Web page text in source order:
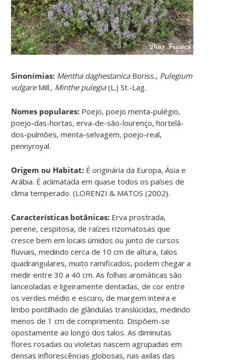
Sinonímias: Mentha daghestanicaBoriss., Pulegium
vulgareMill., Minthe pulegia(L.) St.-Lag.
Nomes populares: Poejo, poejo menta-pulégio,
poejo-das-hortas, erva-de-são-lourenço, hortelã-
dos-pulmões, menta-selvagem, poejo-real,
pennyroyal.
Origem ou Habitat: É originária da Europa, Ásia e
Arábia. É aclimatada em quase todos os países de
clima temperado. (LORENZI & MATOS (2002).
Características botânicas: Erva prostrada,
perene, cespitosa, de raízes rizomatosas que
cresce bem em locais úmidos ou junto de cursos
fluviais, medindo cerca de 10 cm de altura, talos
quadrangulares, muito ramificados, podem chegar a
medir entre 30 a 40 cm. As folhas aromáticas são
lanceoladas e ligeiramente dentadas, de cor entre
os verdes médio e escuro, de margem inteira e
limbo pontilhado de glândulas translúcidas, medindo
menos de 1 cm de comprimento. Dispõem-se
opostamente ao longo dos talos. As diminutas
flores rosadas ou violetas nascem agrupadas em
densas inflorescências globosas, nas axilas das